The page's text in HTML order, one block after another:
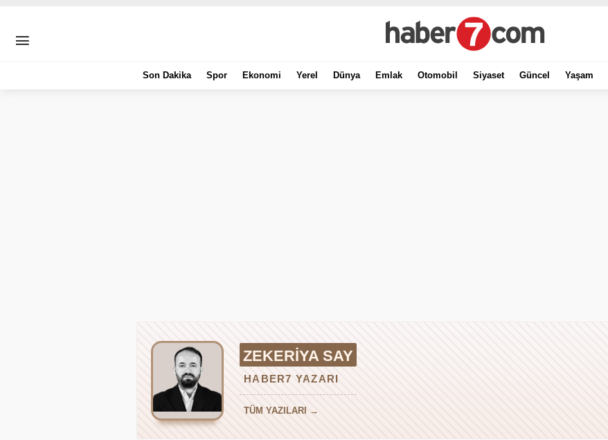
Son Dakika Spor Ekonomi Yerel Dünya Emlak Otomobil Siyaset Güncel Yaşam
ZEKERIYA SAY
HABER7 YAZARI
TÜM YAZILARI →